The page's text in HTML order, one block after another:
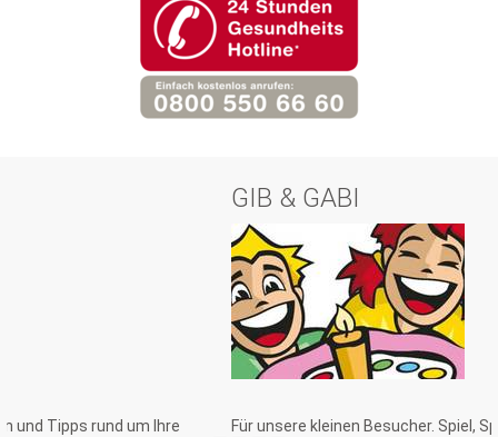
Für unsere kleinen Besucher. Spiel, Spaß und Spannung mit